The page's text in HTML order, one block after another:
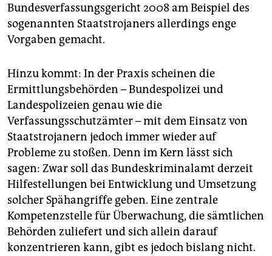
Bundesverfassungsgericht 2008 am Beispiel des
sogenannten Staatstrojaners allerdings enge
Vorgaben gemacht.
Hinzu kommt: In der Praxis scheinen die
Ermittlungsbehörden – Bundespolizei und
Landespolizeien genau wie die
Verfassungsschutzämter – mit dem Einsatz von
Staatstrojanern jedoch immer wieder auf
Probleme zu stoßen. Denn im Kern lässt sich
sagen: Zwar soll das Bundeskriminalamt derzeit
Hilfestellungen bei Entwicklung und Umsetzung
solcher Spähangriffe geben. Eine zentrale
Kompetenzstelle für Überwachung, die sämtlichen
Behörden zuliefert und sich allein darauf
konzentrieren kann, gibt es jedoch bislang nicht.